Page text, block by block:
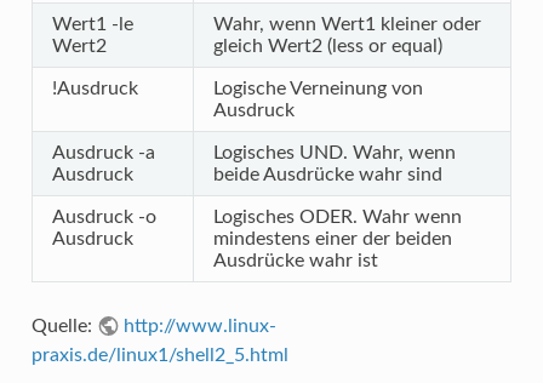
Wert1 -le
Wert2
Wahr, wenn Wert1 kleiner oder
gleich Wert2 (less or equal)
!Ausdruck
Logische Verneinung von
Ausdruck
Ausdruck -a
Ausdruck
Logisches UND. Wahr, wenn
beide Ausdrücke wahr sind
Ausdruck -o
Ausdruck
Logisches ODER. Wahr wenn
mindestens einer der beiden
Ausdrücke wahr ist
Quelle:
http://www.linux-
praxis.de/linux1/shell2_5.html